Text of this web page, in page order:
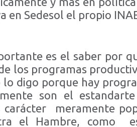
en Sedesol el propio
es el saber por
los programas
lo digo porque hay
son el
carácter meramente
el Hambre, como